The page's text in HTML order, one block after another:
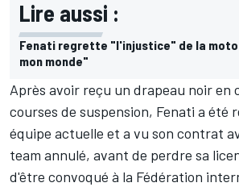
Lire aussi :
Fenati regrette "l'injustice" de la moto
mon monde"
Après avoir reçu un drapeau noir en
courses de suspension, Fenati a été
équipe actuelle et a vu son contrat
team annulé, avant de perdre sa
d'être convoqué à la Fédération